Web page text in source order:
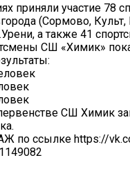
приняли участие 78
(Сормово,
а также 41
СШ «Химик»
СШ Химик
по ссылке https://